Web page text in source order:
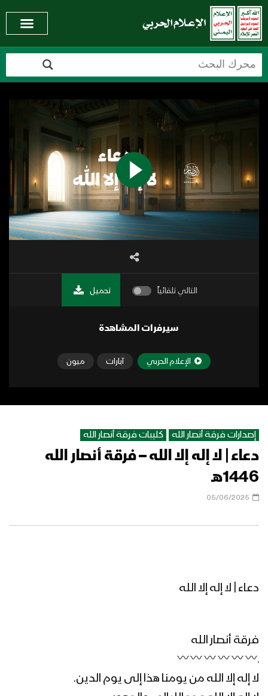
التالي تلقائياً تحميل
سيرفرات المشاهدة
الإعلام الحربي آبارات ميون
إصدارات فرقة أنصار الله كليبات فرقة أنصار الله
دعاء | لا إله إلا الله – فرقة أنصار الله
1446هـ
05/06/2025
دعاء | لا إله إلا الله
فرقة أنصار الله
ـ
لا إله إلا الله من يومنا هذا إلى يوم الدين.